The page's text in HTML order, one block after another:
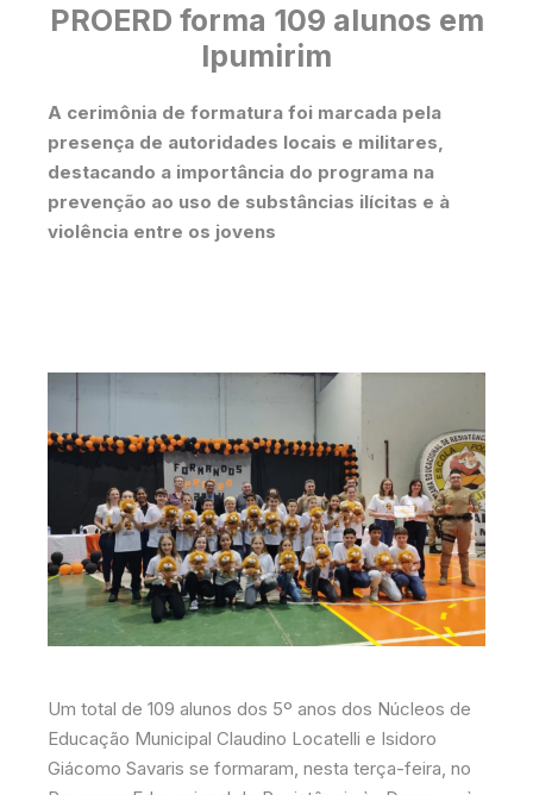
PROERD forma 109 alunos em
Ipumirim
A cerimônia de formatura foi marcada pela
presença de autoridades locais e militares,
destacando a importância do programa na
prevenção ao uso de substâncias ilícitas e à
violência entre os jovens
Um total de 109 alunos dos 5º anos dos Núcleos de
Educação Municipal Claudino Locatelli e Isidoro
Giácomo Savaris se formaram, nesta terça-feira, no